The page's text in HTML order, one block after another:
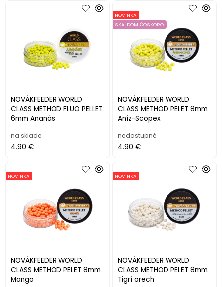
NOVÁKFEEDER WORLD
CLASS METHOD FLUO PELLET
6mm Ananás
na sklade
4.90 €
NOVÁKFEEDER WORLD
CLASS METHOD PELET 8mm
Aníz-Scopex
NOVINKA
SKALDOM ČOSKORO
nedostupné
4.90 €
NOVÁKFEEDER WORLD
CLASS METHOD PELET 8mm
Mango
NOVINKA
NOVÁKFEEDER WORLD
CLASS METHOD PELET 8mm
Tigrí orech
NOVINKA